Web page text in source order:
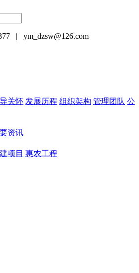
| ym_dzsw@126.com
关怀 发展历程 组织架构 管理团队 公
资讯
项目 惠农工程